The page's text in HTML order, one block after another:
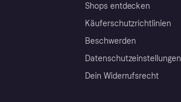
Shops entdecken
Käuferschutzrichtlinien
Beschwerden
Datenschutzeinstellungen
Dein Widerrufsrecht